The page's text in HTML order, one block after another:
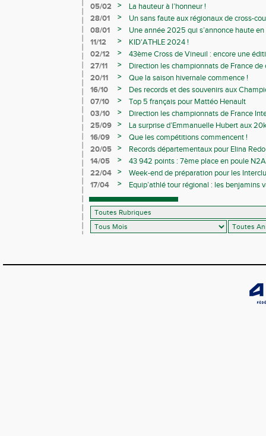
05/02
>
La hauteur à l’honneur !
28/01
>
Un sans faute aux régionaux de cross-
08/01
>
Une année 2025 qui s’annonce haute
11/12
>
KID'ATHLE 2024 !
02/12
>
43ème Cross de Vineuil : encore une
27/11
>
Direction les championnats de France de
20/11
>
Que la saison hivernale commence !
16/10
>
Des records et des souvenirs aux
Avenirs
07/10 >
Top 5 français pour Mattéo Henault
03/10
>
Direction les championnats de France
25/09
>
La surprise d’Emmanuelle Hubert aux
16/09
>
Que les compétitions commencent !
20/05
>
Records départementaux pour Elina
14/05
>
43 942 points : 7ème place en poule
22/04
>
Week-end de préparation pour les
compétitions
17/04 >
Equip’athlé tour régional : les benjamins